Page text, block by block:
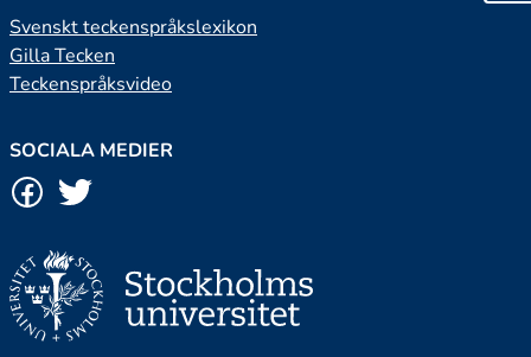
Svenskt teckenspråkslexikon
Gilla Tecken
Teckenspråksvideo
SOCIALA MEDIER